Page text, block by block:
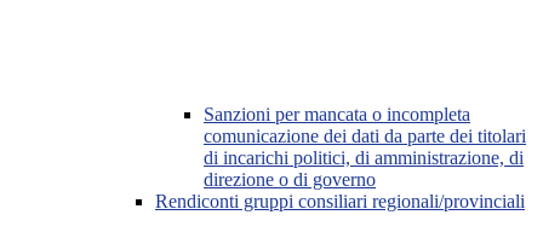
Sanzioni per mancata o incompleta
comunicazione dei dati da parte dei titolari
di incarichi politici, di amministrazione, di
direzione o di governo
Rendiconti gruppi consiliari regionali/provinciali